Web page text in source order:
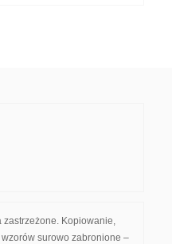
Kopiowanie,
surowo zabronione –